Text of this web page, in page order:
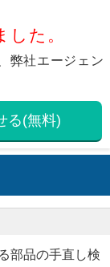
た。
弊社エージェン
る(無料)
部品の手直し検